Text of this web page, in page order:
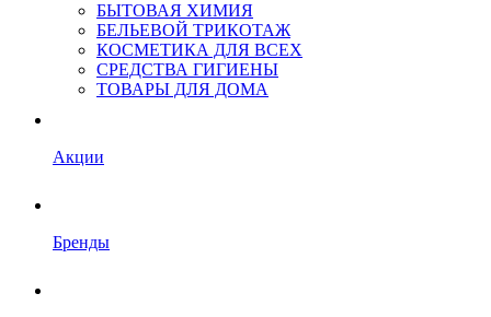
БЫТОВАЯ ХИМИЯ
БЕЛЬЕВОЙ ТРИКОТАЖ
КОСМЕТИКА ДЛЯ ВСЕХ
СРЕДСТВА ГИГИЕНЫ
ТОВАРЫ ДЛЯ ДОМА
Акции
Бренды